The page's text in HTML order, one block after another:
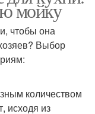
мойку
чтобы она
Выбор
количеством
исходя из